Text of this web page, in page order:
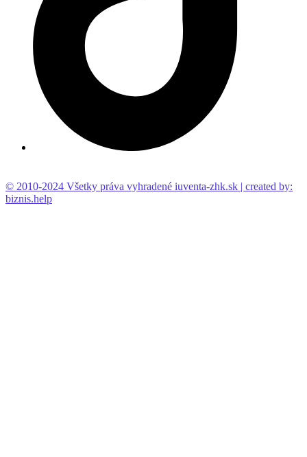
© 2010-2024 Všetky práva vyhradené iuventa-zhk.sk | created by:
biznis.help